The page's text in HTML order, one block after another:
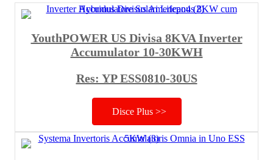
YouthPOWER US Divisa 8KVA Inverter
Accumulator 10-30KWH
Res: YP ESS0810-30US
Disce Plus >>